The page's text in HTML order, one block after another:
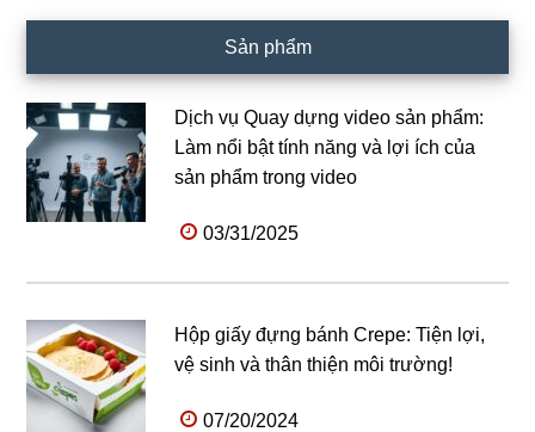
Sản phẩm
Dịch vụ Quay dựng video sản phẩm:
Làm nổi bật tính năng và lợi ích của
sản phẩm trong video
03/31/2025
Hộp giấy đựng bánh Crepe: Tiện lợi,
vệ sinh và thân thiện môi trường!
07/20/2024